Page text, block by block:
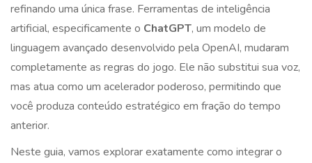
refinando uma única frase. Ferramentas de inteligência
artificial, especificamente o ChatGPT, um modelo de
linguagem avançado desenvolvido pela OpenAI, mudaram
completamente as regras do jogo. Ele não substitui sua voz,
mas atua como um acelerador poderoso, permitindo que
você produza conteúdo estratégico em fração do tempo
anterior.
Neste guia, vamos explorar exatamente como integrar o